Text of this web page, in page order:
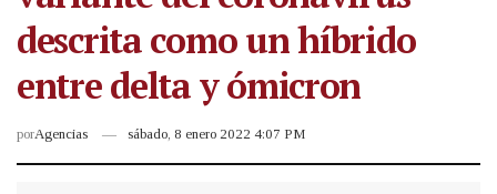
descrita como un híbrido
entre delta y ómicron
porAgencias sábado, 8 enero 2022 4:07 PM